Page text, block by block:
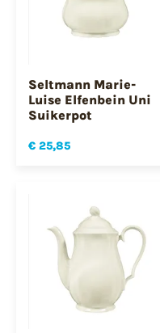
Seltmann Marie-
Luise Elfenbein Uni
Suikerpot
€ 25,85